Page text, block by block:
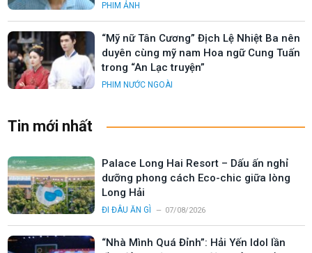
PHIM ẢNH
“Mỹ nữ Tân Cương” Địch Lệ Nhiệt Ba nên
duyên cùng mỹ nam Hoa ngữ Cung Tuấn
trong “An Lạc truyện”
PHIM NƯỚC NGOÀI
Tin mới nhất
Palace Long Hai Resort – Dấu ấn nghỉ
dưỡng phong cách Eco-chic giữa lòng
Long Hải
ĐI ĐÂU ĂN GÌ 07/08/2026
“Nhà Mình Quá Đỉnh”: Hải Yến Idol lần